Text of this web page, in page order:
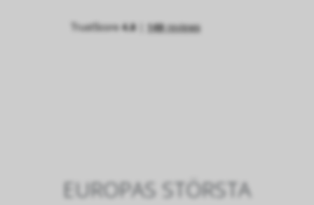
EUROPAS STÖRSTA